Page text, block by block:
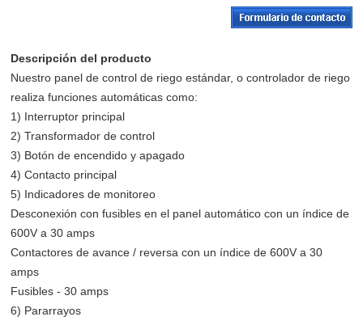
Descripción del producto
Nuestro panel de control de riego estándar, o controlador de riego
realiza funciones automáticas como:
1) Interruptor principal
2) Transformador de control
3) Botón de encendido y apagado
4) Contacto principal
5) Indicadores de monitoreo
Desconexión con fusibles en el panel automático con un índice de
600V a 30 amps
Contactores de avance / reversa con un índice de 600V a 30
amps
Fusibles - 30 amps
6) Pararrayos